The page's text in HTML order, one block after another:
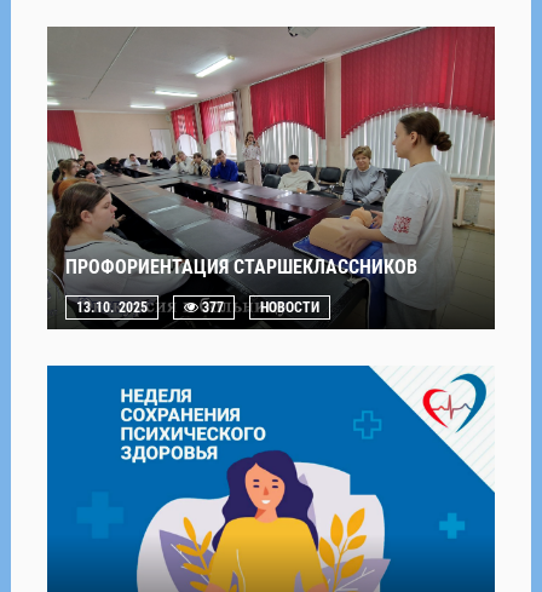
ПРОФОРИЕНТАЦИЯ СТАРШЕКЛАССНИКОВ
13.10. 2025 377 НОВОСТИ